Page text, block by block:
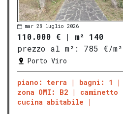
mar 28 luglio 2026
110.000 € | m² 140
prezzo al m²:
785 €/m²
Porto Viro
piano: terra bagni: 1
zona OMI: B2
caminetto
cucina abitabile